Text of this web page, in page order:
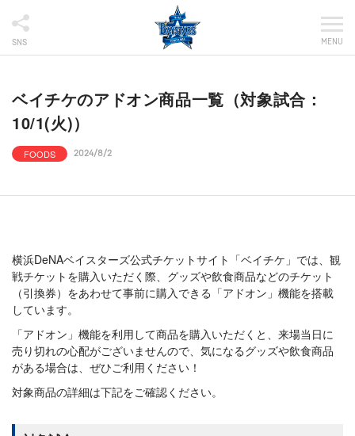
SNS MENU
ベイチケのアドオン商品一覧（対象試合：
10/1(火)）
FOODS 2024/8/2
横浜DeNAベイスターズ公式チケットサイト「ベイチケ」では、観
戦チケットを購入いただく際、グッズや飲食商品などのチケット
（引換券）をあわせて事前に購入できる「アドオン」機能を搭載
しています。
「アドオン」機能を利用して商品を購入いただくと、来場当日に
売り切れの心配がございませんので、気になるグッズや飲食商品
がある場合は、ぜひご利用ください！
対象商品の詳細は下記をご確認ください。